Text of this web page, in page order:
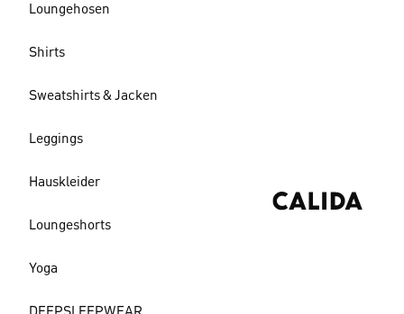
Loungehosen
Shirts
Sweatshirts & Jacken
Leggings
Hauskleider
Loungeshorts
Yoga